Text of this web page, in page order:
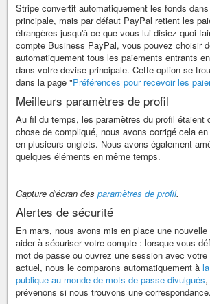
Stripe convertit automatiquement les fonds
principale, mais par défaut PayPal retient les
étrangères jusqu'à ce que vous lui disiez quoi
compte Business PayPal, vous pouvez choisir
automatiquement tous les paiements entrants
dans votre devise principale. Cette option se
dans la page "Préférences pour recevoir les
Meilleurs paramètres de profil
Au fil du temps, les paramètres du profil étaient
chose de compliqué, nous avons corrigé cela
en plusieurs onglets. Nous avons également
quelques éléments en même temps.
Capture d'écran des paramètres de profil.
Alertes de sécurité
En mars, nous avons mis en place une
aider à sécuriser votre compte : lorsque vous
mot de passe ou ouvrez une session avec
actuel, nous le comparons automatiquement à
publique au monde de mots de passe divulgués
prévenons si nous trouvons une correspondance.